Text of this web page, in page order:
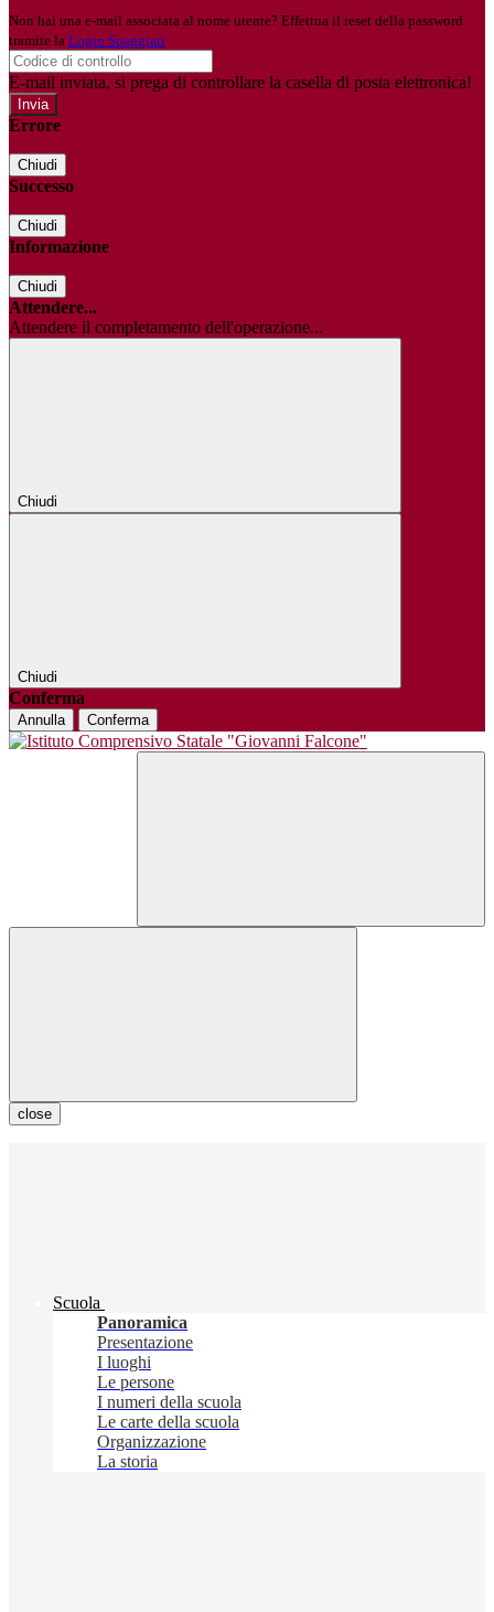
Non hai una e-mail associata al nome utente? Effettua il reset della password
tramite la Login Spaggiari
E-mail inviata, si prega di controllare la casella di posta elettronica!
Errore
Chiudi
Successo
Chiudi
Informazione
Chiudi
Attendere...
Attendere il completamento dell'operazione...
Chiudi
Chiudi
Conferma
Annulla Conferma
close
Scuola
Panoramica
Presentazione
I luoghi
Le persone
I numeri della scuola
Le carte della scuola
Organizzazione
La storia